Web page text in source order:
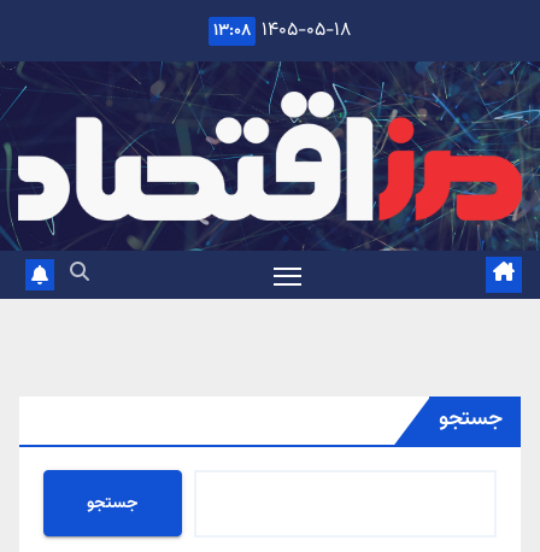
content
۱۴۰۵-۰۵-۱۸ ۱۳:۰۸
جستجو
جستجو